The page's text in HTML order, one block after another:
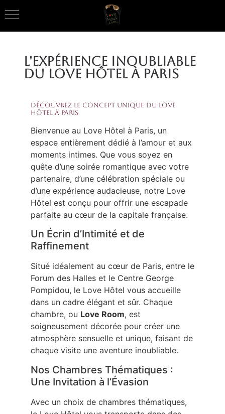
L'Expérience Inoubliable
du Love Hôtel à Paris
Découvrez le Concept Unique du Love
Hôtel à Paris
Bienvenue au Love Hôtel à Paris, un
espace entièrement dédié à l’amour et aux
moments intimes. Que vous soyez en
quête d’une soirée romantique avec votre
partenaire, d’une célébration spéciale ou
d’une expérience audacieuse, notre Love
Hôtel est conçu pour offrir une escapade
parfaite au cœur de la capitale française.
Un Écrin d’Intimité et de
Raffinement
Situé idéalement au cœur de Paris, entre le
Forum des Halles et le Centre George
Pompidou, le Love Hôtel vous accueille
dans un cadre élégant et sûr. Chaque
chambre, ou Love Room, est
soigneusement décorée pour créer une
atmosphère sensuelle et unique, faisant de
chaque visite une aventure inoubliable.
Nos Chambres Thématiques :
Une Invitation à l’Évasion
Avec un choix de chambres thématiques,